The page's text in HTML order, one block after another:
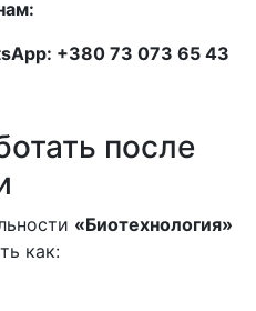
+380 73 073 65 43
после
«Биотехнология»
как: